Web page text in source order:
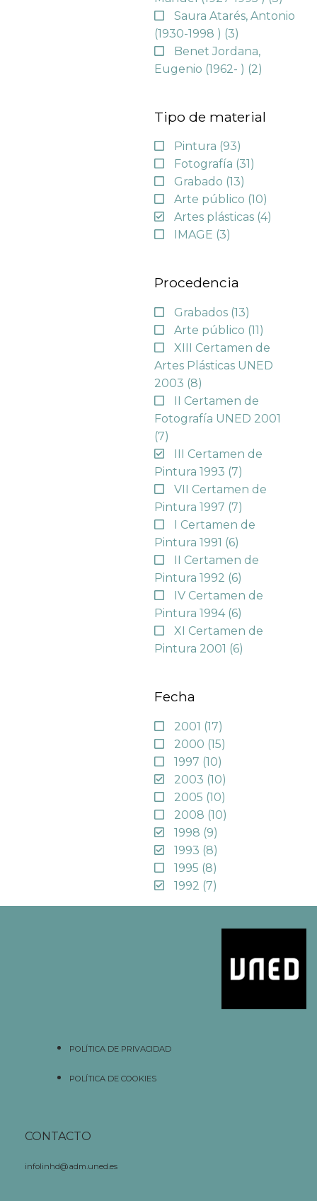
Saura Atarés, Antonio
(1930-1998 ) (3)
Benet Jordana,
Eugenio (1962- ) (2)
Tipo de material
Pintura (93)
Fotografía (31)
Grabado (13)
Arte público (10)
Artes plásticas (4)
IMAGE (3)
Procedencia
Grabados (13)
Arte público (11)
XIII Certamen de
Artes Plásticas UNED
2003 (8)
II Certamen de
Fotografía UNED 2001
(7)
III Certamen de
Pintura 1993 (7)
VII Certamen de
Pintura 1997 (7)
I Certamen de
Pintura 1991 (6)
II Certamen de
Pintura 1992 (6)
IV Certamen de
Pintura 1994 (6)
XI Certamen de
Pintura 2001 (6)
Fecha
2001 (17)
2000 (15)
1997 (10)
2003 (10)
2005 (10)
2008 (10)
1998 (9)
1993 (8)
1995 (8)
1992 (7)
POLÍTICA DE PRIVACIDAD
POLÍTICA DE COOKIES
CONTACTO
infolinhd@adm.uned.es